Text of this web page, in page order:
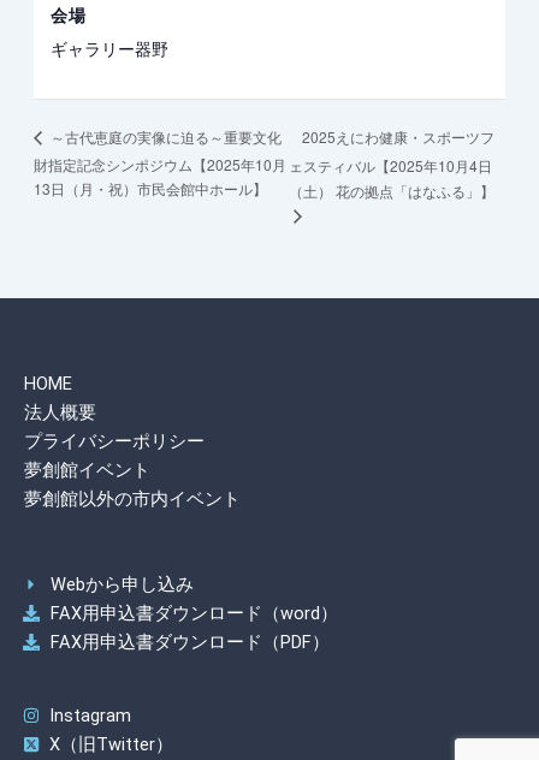
会場
ギャラリー器野
～古代恵庭の実像に迫る～重要文化
財指定記念シンポジウム【2025年10月
13日（月・祝）市民会館中ホール】
2025えにわ健康・スポーツフ
ェスティバル【2025年10月4日
（土） 花の拠点「はなふる」】
HOME
法人概要
プライバシーポリシー
夢創館イベント
夢創館以外の市内イベント
Webから申し込み
FAX用申込書ダウンロード（word）
FAX用申込書ダウンロード（PDF）
Instagram
X（旧Twitter）